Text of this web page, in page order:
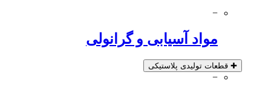
−
مواد آسیابی و گرانولی
✚ قطعات تولیدی پلاستیکی
−